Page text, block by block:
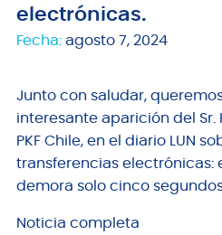
electrónicas.
Fecha: agosto 7, 2024
Junto con saludar,
interesante aparición del Sr.
PKF Chile, en el diario LUN
transferencias electrónicas:
demora solo cinco
Noticia completa